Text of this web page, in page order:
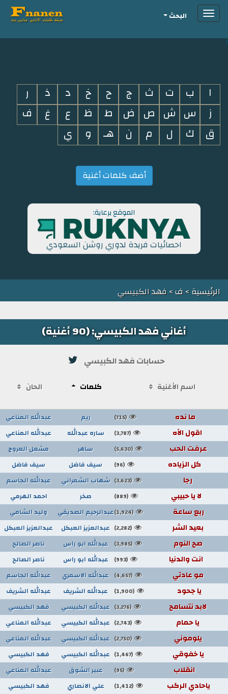
i
Toggleالبحث
ا ب ت ث ج ح خ د ذ
ر
ز
س ش ص ض ط ظ ع غ
ف
ق
ك ل م ن هـ و ي
أضف كلمات أغنية
الموقع برعاية:
احصائيات فريدة لدوري روشن السعودي
الرئيسية> ف> فهد الكبيسي
أغاني فهد الكبيسي: (90 أغنية)
حسابات فهد الكبيسي
اسم الأغنية كلمات الحان
ما نده (715) ريم عبدالله المناعي
اقول الآه (3,787) ساره عبدالله عبدالله المناعي
عرفت الحب (5,630) ساهر مشعل العروج
كل الزياده (96) سيف فاضل سيف فاضل
رجا (3,623) شهاب الشمراني عبدالله الجاسم
لا يا حبيبي (889) صخر احمد الهرمي
ربع ساعة (1,924) عبدالرحيم الصديقي وليد الشامي
بعيد الشر (2,282) عبدالعزيز العبكل عبدالعزيز العبكل
صح النوم (3,985) عبدالله ابو راس ناصر الصالح
انت والدنيا (993) عبدالله ابو راس ناصر الصالح
مو عادتي (4,657) عبدالله الاسمري عبدالله الجاسم
يا جحود (1,900) عبدالله الشريف عبدالله الشريف
لابد نتسامح (3,276) عبدالله الكبيسي فهد الكبيسي
يا حمام (2,743) عبدالله الكبيسي عبدالله المناعي
يلوموني (2,750) عبدالله الكبيسي عبدالله المناعي
يا خفوقي (1,467) عبدالله الكبيسي فهد الكبيسي
انقلاب (95) عبير الشوق عبدالله المناعي
ياحادي الركب (1,412) علي الانصاري فهد الكبيسي